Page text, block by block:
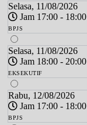
Selasa, 11/08/2026
Jam 17:00 - 18:00
BPJS
Selasa, 11/08/2026
Jam 18:00 - 20:00
EKSEKUTIF
Rabu, 12/08/2026
Jam 17:00 - 18:00
BPJS